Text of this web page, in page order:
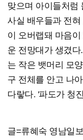
맞으며 아이들처럼
사실 배우들과 전
이 오버랩돼 마음
운 전망대가 생겼
는 작은 뱃머리 모
구 전체를 안고 나
다랗다. '파도가 청
글=류혜숙 영남일